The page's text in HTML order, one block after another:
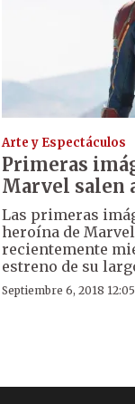
Arte y Espectáculos
Primeras
Marvel salen
Las primeras
heroína de
recientemente
estreno de su
Septiembre 6, 2018